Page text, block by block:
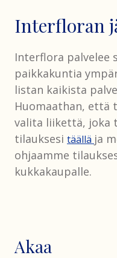
Interfloran
Interflora palvelee
paikkakuntia
listan kaikista
Huomaathan, että
valita liikettä, joka
tilauksesi täällä ja
ohjaamme
kukkakaupalle.
Akaa